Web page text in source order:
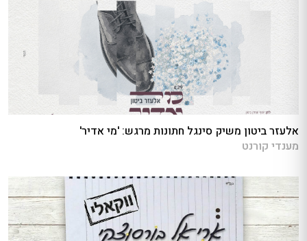
אלעזר ביטון משיק סינגל חתונות מרגש: 'מי אדיר'
מענדי קורנט